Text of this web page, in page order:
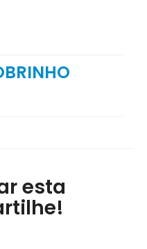
esta